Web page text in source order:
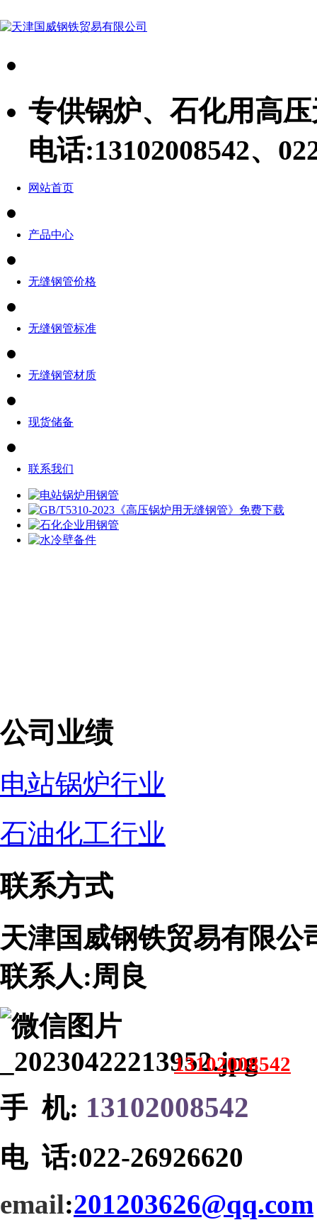
专供锅炉、石化用高
电话:13102008542、
网站首页
产品中心
无缝钢管价格
无缝钢管标准
无缝钢管材质
现货储备
联系我们
公司业绩
电站锅炉行业
石油化工行业
联系方式
天津国威钢铁贸易有限公
联系人:周良
13102008542
手 机: 13102008542
电 话:022-26926620
email:201203626@qq.com